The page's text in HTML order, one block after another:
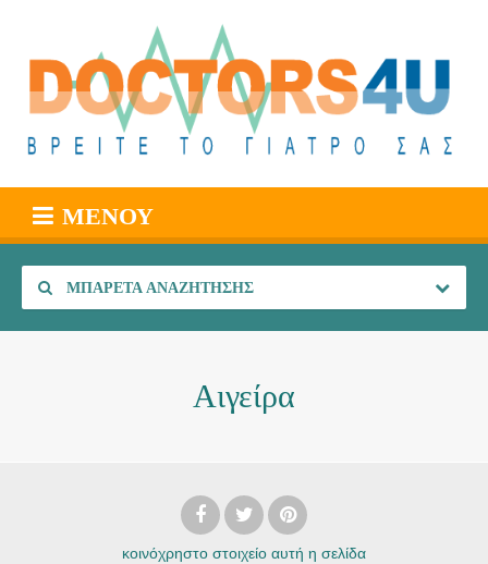
ΜΕΝΟΎ
ΜΠΑΡΈΤΑ ΑΝΑΖΉΤΗΣΗΣ
Αιγείρα
κοινόχρηστο στοιχείο αυτή η σελίδα